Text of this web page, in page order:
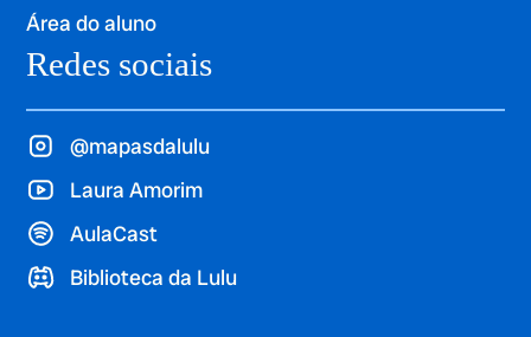
Área do aluno
Redes sociais
@mapasdalulu
Laura Amorim
AulaCast
Biblioteca da Lulu